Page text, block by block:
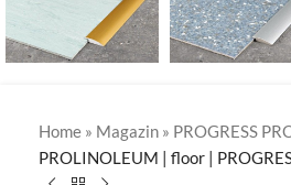
Home » Magazin » PROGRESS
PROLINOLEUM | floor |